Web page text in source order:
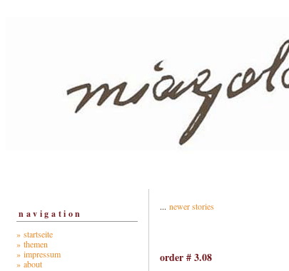
navigation
» startseite
» themen
» impressum
» about
... newer stories
order # 3.08